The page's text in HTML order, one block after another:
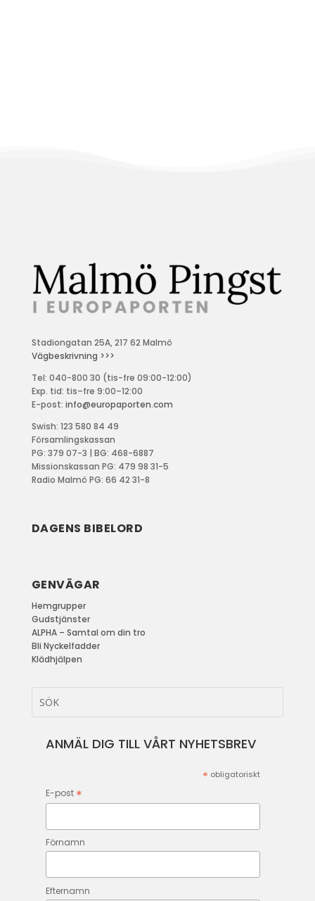
Stadiongatan 25A, 217 62 Malmö
Vägbeskrivning >>>
Tel: 040-800 30 (tis-fre 09:00-12:00)
Exp. tid: tis–fre 9:00–12:00
E-post: info@europaporten.com
Swish: 123 580 84 49
Församlingskassan
PG: 379 07-3 | BG: 468-6887
Missionskassan PG: 479 98 31-5
Radio Malmö PG: 66 42 31-8
DAGENS BIBELORD
GENVÄGAR
Hemgrupper
Gudstjänster
ALPHA – Samtal om din tro
Bli Nyckelfadder
Klädhjälpen
ANMÄL DIG TILL VÅRT NYHETSBREV
* obligatoriskt
E-post *
Förnamn
Efternamn